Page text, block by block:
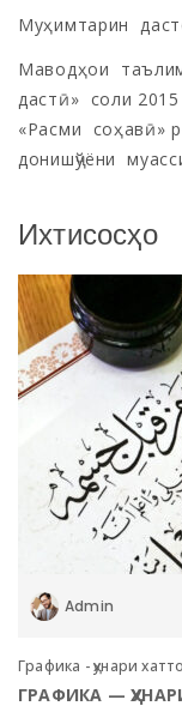
Муҳимтарин
Маводҳои
дастӣ» соли
«Расми соҳавӣ»
донишҷўёни
Ихтисосҳо
Admin
Графика - ҳунари
ГРАФИКА —